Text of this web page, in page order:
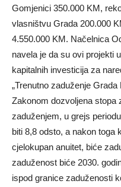
Gomjenici 350.000 KM,
vlasništvu Grada 200.000
4.550.000 KM. Načelnica
navela je da su ovi projekti
kapitalnih investicija za
„Trenutno zaduženje
Zakonom dozvoljena stopa
zaduženjem, u grejs
biti 8,8 odsto, a nakon toga
cjelokupan anuitet, biće
zaduženost biće 2030.
ispod granice zaduženosti